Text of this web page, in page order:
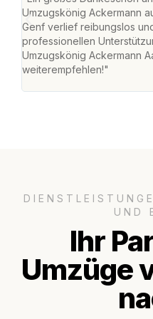
Umzugskönig Ackermann
Genf verlief reibungslos
professionellen
Umzugskönig Ackermann
weiterempfehlen!"
UND
Ihr
Umzüge